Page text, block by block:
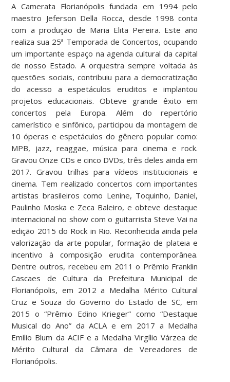
A Camerata Florianópolis fundada em 1994 pelo
maestro Jeferson Della Rocca, desde 1998 conta
com a produção de Maria Elita Pereira. Este ano
realiza sua 25ª Temporada de Concertos, ocupando
um importante espaço na agenda cultural da capital
de nosso Estado. A orquestra sempre voltada às
questões sociais, contribuiu para a democratização
do acesso a espetáculos eruditos e implantou
projetos educacionais. Obteve grande êxito em
concertos pela Europa. Além do repertório
camerístico e sinfônico, participou da montagem de
10 óperas e espetáculos do gênero popular como:
MPB, jazz, reaggae, música para cinema e rock.
Gravou Onze CDs e cinco DVDs, três deles ainda em
2017. Gravou trilhas para vídeos institucionais e
cinema. Tem realizado concertos com importantes
artistas brasileiros como Lenine, Toquinho, Daniel,
Paulinho Moska e Zeca Baleiro, e obteve destaque
internacional no show com o guitarrista Steve Vai na
edição 2015 do Rock in Rio. Reconhecida ainda pela
valorização da arte popular, formação de plateia e
incentivo à composição erudita contemporânea.
Dentre outros, recebeu em 2011 o Prêmio Franklin
Cascaes de Cultura da Prefeitura Municipal de
Florianópolis, em 2012 a Medalha Mérito Cultural
Cruz e Souza do Governo do Estado de SC, em
2015 o “Prêmio Edino Krieger” como “Destaque
Musical do Ano” da ACLA e em 2017 a Medalha
Emílio Blum da ACIF e a Medalha Virgílio Várzea de
Mérito Cultural da Câmara de Vereadores de
Florianópolis.